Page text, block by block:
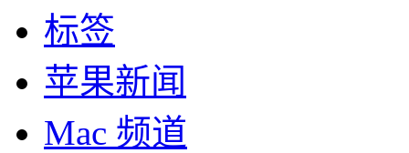
标签
苹果新闻
Mac 频道